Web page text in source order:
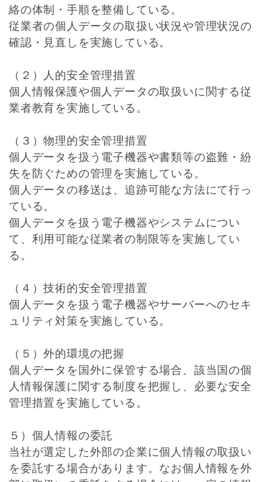
絡の体制・手順を整備している。
従業者の個人データの取扱い状況や管理状況の
確認・見直しを実施している。
（２）人的安全管理措置
個人情報保護や個人データの取扱いに関する従
業者教育を実施している。
（３）物理的安全管理措置
個人データを扱う電子機器や書類等の盗難・紛
失を防ぐための管理を実施している。
個人データの移送は、追跡可能な方法にて行っ
ている。
個人データを扱う電子機器やシステムについ
て、利用可能な従業者の制限等を実施してい
る。
（４）技術的安全管理措置
個人データを扱う電子機器やサーバーへのセキ
ュリティ対策を実施している。
（５）外的環境の把握
個人データを国外に保管する場合、該当国の個
人情報保護に関する制度を把握し、必要な安全
管理措置を実施している。
５）個人情報の委託
当社が選定した外部の企業に個人情報の取扱い
を委託する場合があります。なお個人情報を外